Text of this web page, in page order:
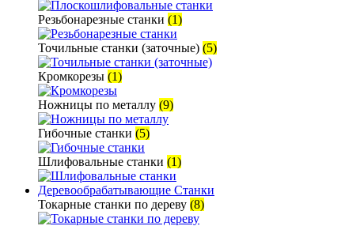
Резьбонарезные станки (1)
Точильные станки (заточные) (5)
Кромкорезы (1)
Ножницы по металлу (9)
Гибочные станки (5)
Шлифовальные станки (1)
Деревообрабатывающие Станки
Токарные станки по дереву (8)